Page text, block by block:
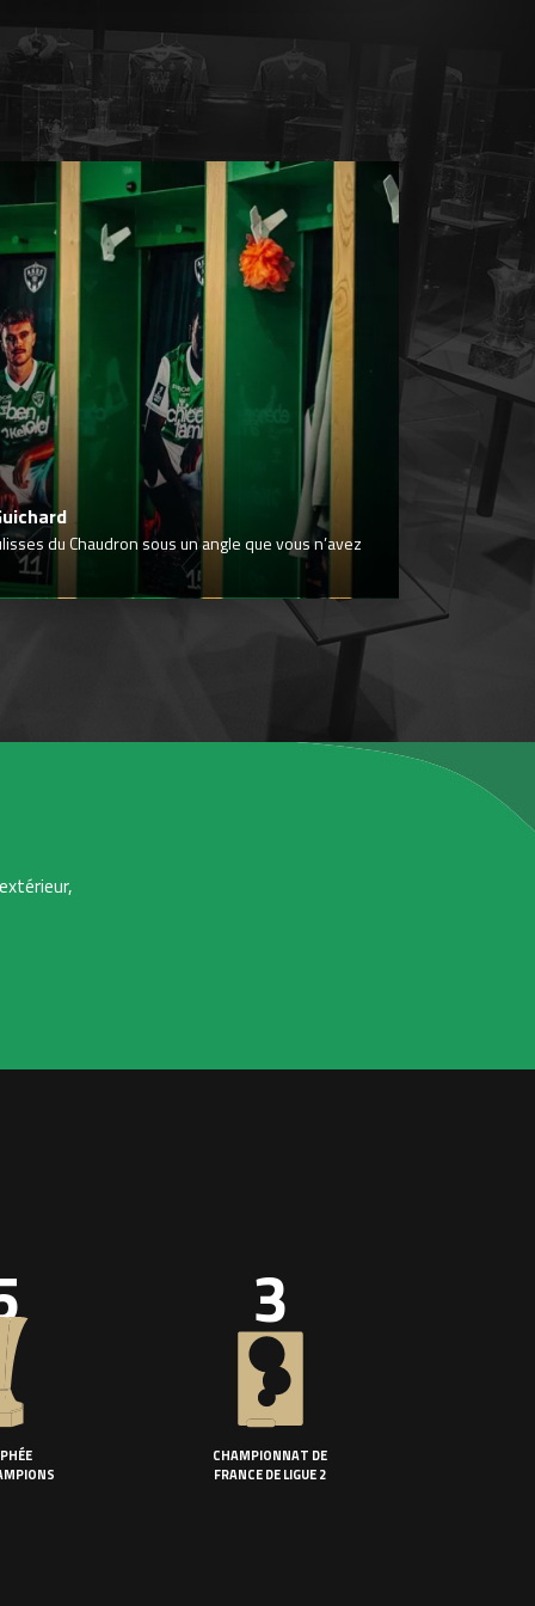
du Chaudron sous un angle que vous n’avez
3
CHAMPIONNAT DE
FRANCE DE LIGUE 2